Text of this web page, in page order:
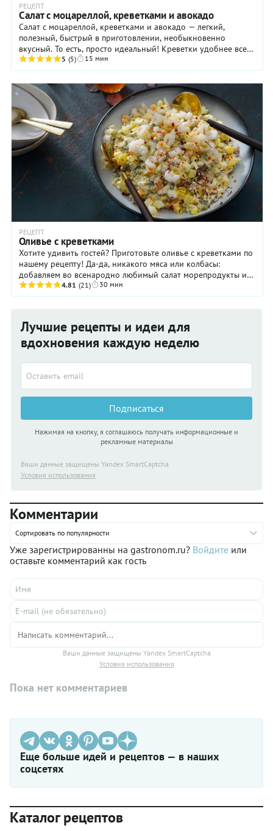
РЕЦЕПТ
Салат с моцареллой, креветками и авокадо
Салат с моцареллой, креветками и авокадо — легкий,
полезный, быстрый в приготовлении, необыкновенно
вкусный. То есть, просто идеальный! Креветки удобнее всего
брать именно варено-мороженые, ведь они ...
5 (5) 15 мин
РЕЦЕПТ
Оливье с креветками
Хотите удивить гостей? Приготовьте оливье с креветками по
нашему рецепту! Да-да, никакого мяса или колбасы:
добавляем во всенародно любимый салат морепродукты и
наслаждаемся! Кстати, помимо ...
4.81 (21) 30 мин
Лучшие рецепты и идеи для
вдохновения каждую неделю
Подписаться
Нажимая на кнопку, я соглашаюсь получать информационные и
рекламные материалы
Ваши данные защищены Yandex SmartCaptcha
Условия использования
Комментарии
Сортировать по популярности
Уже зарегистрированны на gastronom.ru? Войдите или
оставьте комментарий как гость
Ваши данные защищены Yandex SmartCaptcha
Условия использования
Пока нет комментариев
Еще больше идей и рецептов — в наших
соцсетях
Каталог рецептов